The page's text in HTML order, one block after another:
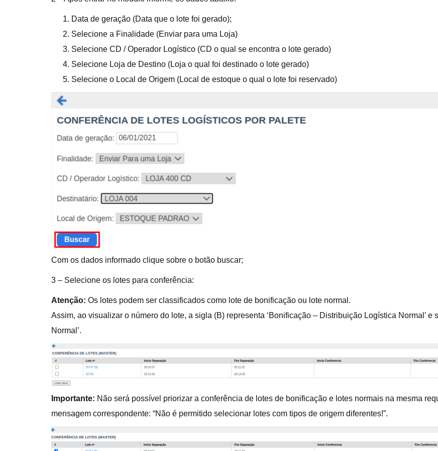
Data de geração (Data que o lote foi gerado);
Selecione a Finalidade (Enviar para uma Loja)
Selecione CD / Operador Logístico (CD o qual se encontra o lote gerado)
Selecione Loja de Destino (Loja o qual foi destinado o lote gerado)
Selecione o Local de Origem (Local de estoque o qual o lote foi reservado)
Com os dados informado clique sobre o botão buscar;
3 – Selecione os lotes para conferência:
Atenção: Os lotes podem ser classificados como lote de bonificação ou lote normal.
Assim, ao visualizar o número do lote, a sigla (B) representa ‘Bonificação – Distribuição Logística Normal’ e
Normal’.
Importante: Não será possível priorizar a conferência de lotes de bonificação e lotes normais na mesma
mensagem correspondente: “Não é permitido selecionar lotes com tipos de origem diferentes!”.